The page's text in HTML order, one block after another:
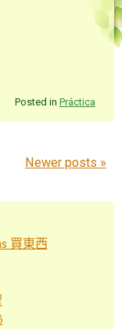
Posted in Práctica
Newer posts »
買東西